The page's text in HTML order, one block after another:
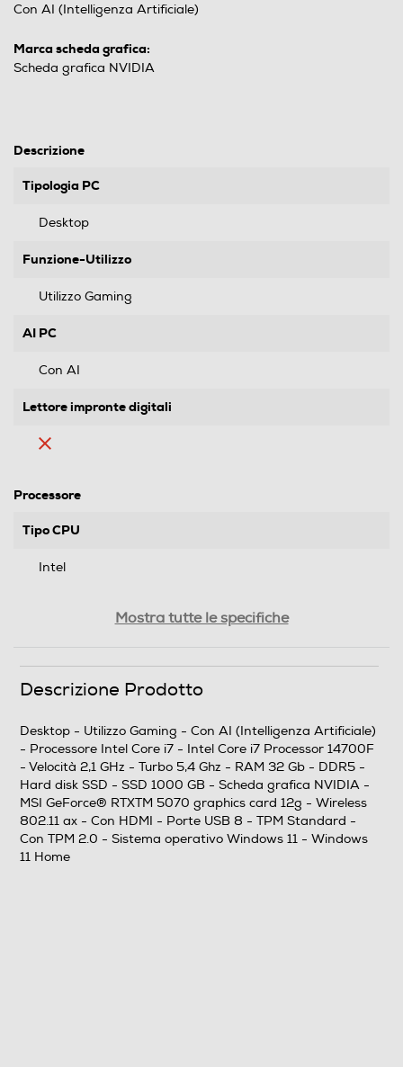
Con AI (Intelligenza Artificiale)
Marca scheda grafica:
Scheda grafica NVIDIA
Descrizione
Tipologia PC
Desktop
Funzione-Utilizzo
Utilizzo Gaming
AI PC
Con AI
Lettore impronte digitali
Processore
Tipo CPU
Intel
Generazione AMD
Nome Processore
Intel Core i7 Processor 14700F
Mostra tutte le specifiche
Descrizione Prodotto
Desktop - Utilizzo Gaming - Con AI (Intelligenza Artificiale)
- Processore Intel Core i7 - Intel Core i7 Processor 14700F
- Velocità 2,1 GHz - Turbo 5,4 Ghz - RAM 32 Gb - DDR5 -
Hard disk SSD - SSD 1000 GB - Scheda grafica NVIDIA -
MSI GeForce® RTXTM 5070 graphics card 12g - Wireless
802.11 ax - Con HDMI - Porte USB 8 - TPM Standard -
Con TPM 2.0 - Sistema operativo Windows 11 - Windows
11 Home